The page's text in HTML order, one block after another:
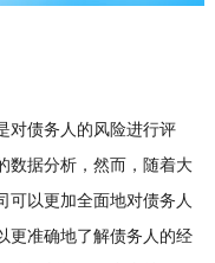
债务人的风险进行评
数据分析，然而，随着大
可以更加全面地对债务人
更准确地了解债务人的经